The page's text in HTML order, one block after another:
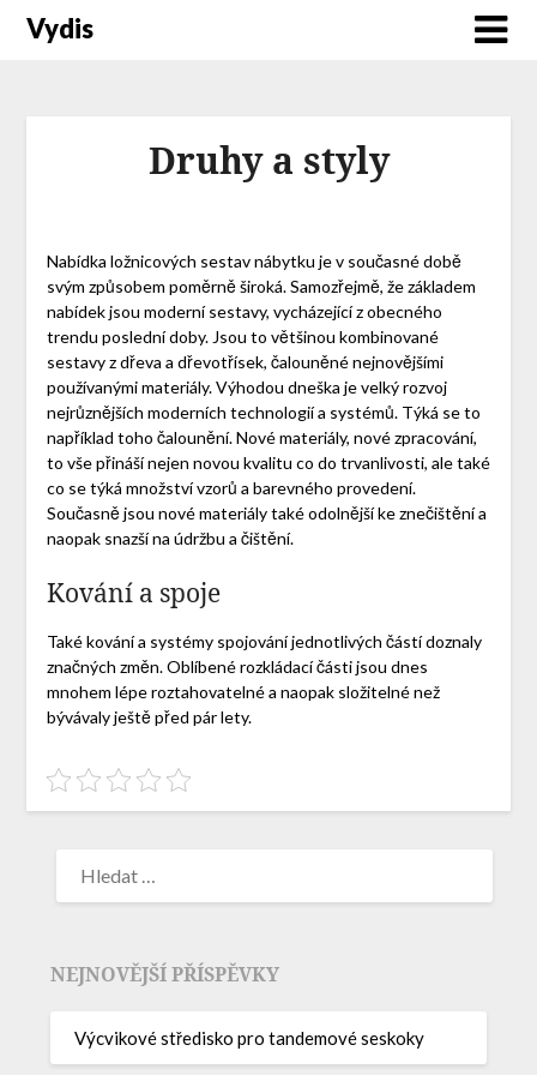
Vydis
Druhy a styly
Nabídka ložnicových sestav nábytku je v současné době
svým způsobem poměrně široká. Samozřejmě, že základem
nabídek jsou moderní sestavy, vycházející z obecného
trendu poslední doby. Jsou to většinou kombinované
sestavy z dřeva a dřevotřísek, čalouněné nejnovějšími
používanými materiály. Výhodou dneška je velký rozvoj
nejrůznějších moderních technologií a systémů. Týká se to
například toho čalounění. Nové materiály, nové zpracování,
to vše přináší nejen novou kvalitu co do trvanlivosti, ale také
co se týká množství vzorů a barevného provedení.
Současně jsou nové materiály také odolnější ke znečištění a
naopak snazší na údržbu a čištění.
Kování a spoje
Také kování a systémy spojování jednotlivých částí doznaly
značných změn. Oblíbené rozkládací části jsou dnes
mnohem lépe roztahovatelné a naopak složitelné než
bývávaly ještě před pár lety.
NEJNOVĚJŠÍ PŘÍSPĚVKY
Výcvikové středisko pro tandemové seskoky